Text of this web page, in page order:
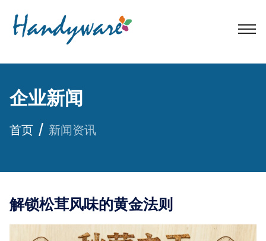
企业新闻
首页 新闻资讯
解锁松茸风味的黄金法则